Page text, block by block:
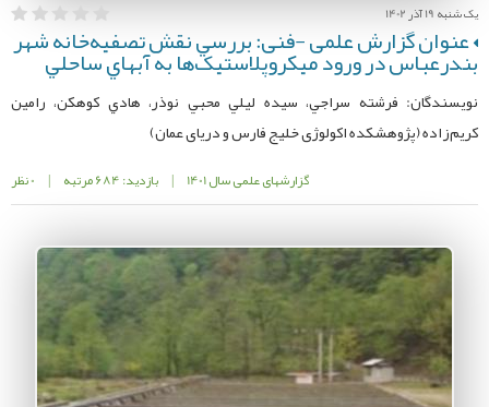
یک شنبه 19 آذر 1402
عنوان گزارش علمی -فنی: بررسي نقش تصفيه‌خانه شهر
بندرعباس در ورود ميكروپلاستيک‌ها به آبهاي ساحلي
نویسندگان: فرشته سراجي، سيده ليلي محبي نوذر، هادي كوهكن، رامين
كريم‌زاده (پژوهشکده اکولوژی خلیج فارس و دریای عمان)
گزارشهای علمی سال 1401 | بازدید: 684 مرتبه | 0 نظر